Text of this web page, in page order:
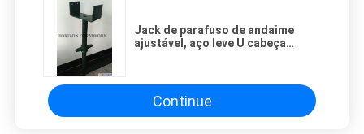
Jack de parafuso de andaime
ajustável, aço leve U cabeça
Continue